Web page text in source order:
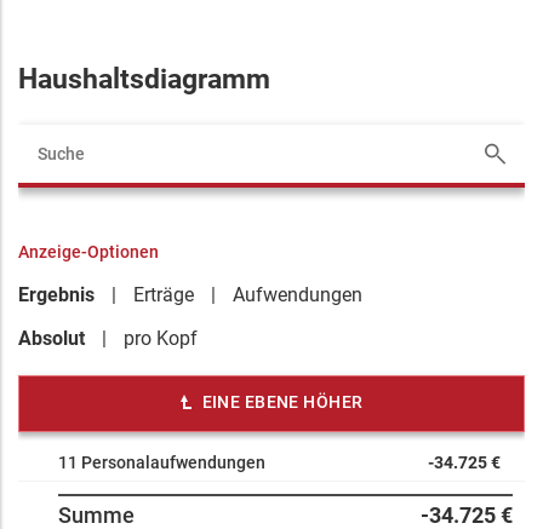
Haushaltsdiagramm
Anzeige-Optionen
Ergebnis Erträge
Aufwendungen
Absolut
pro Kopf
EINE EBENE HÖHER
11 Personalaufwendungen -34.725 €
Summe -34.725 €